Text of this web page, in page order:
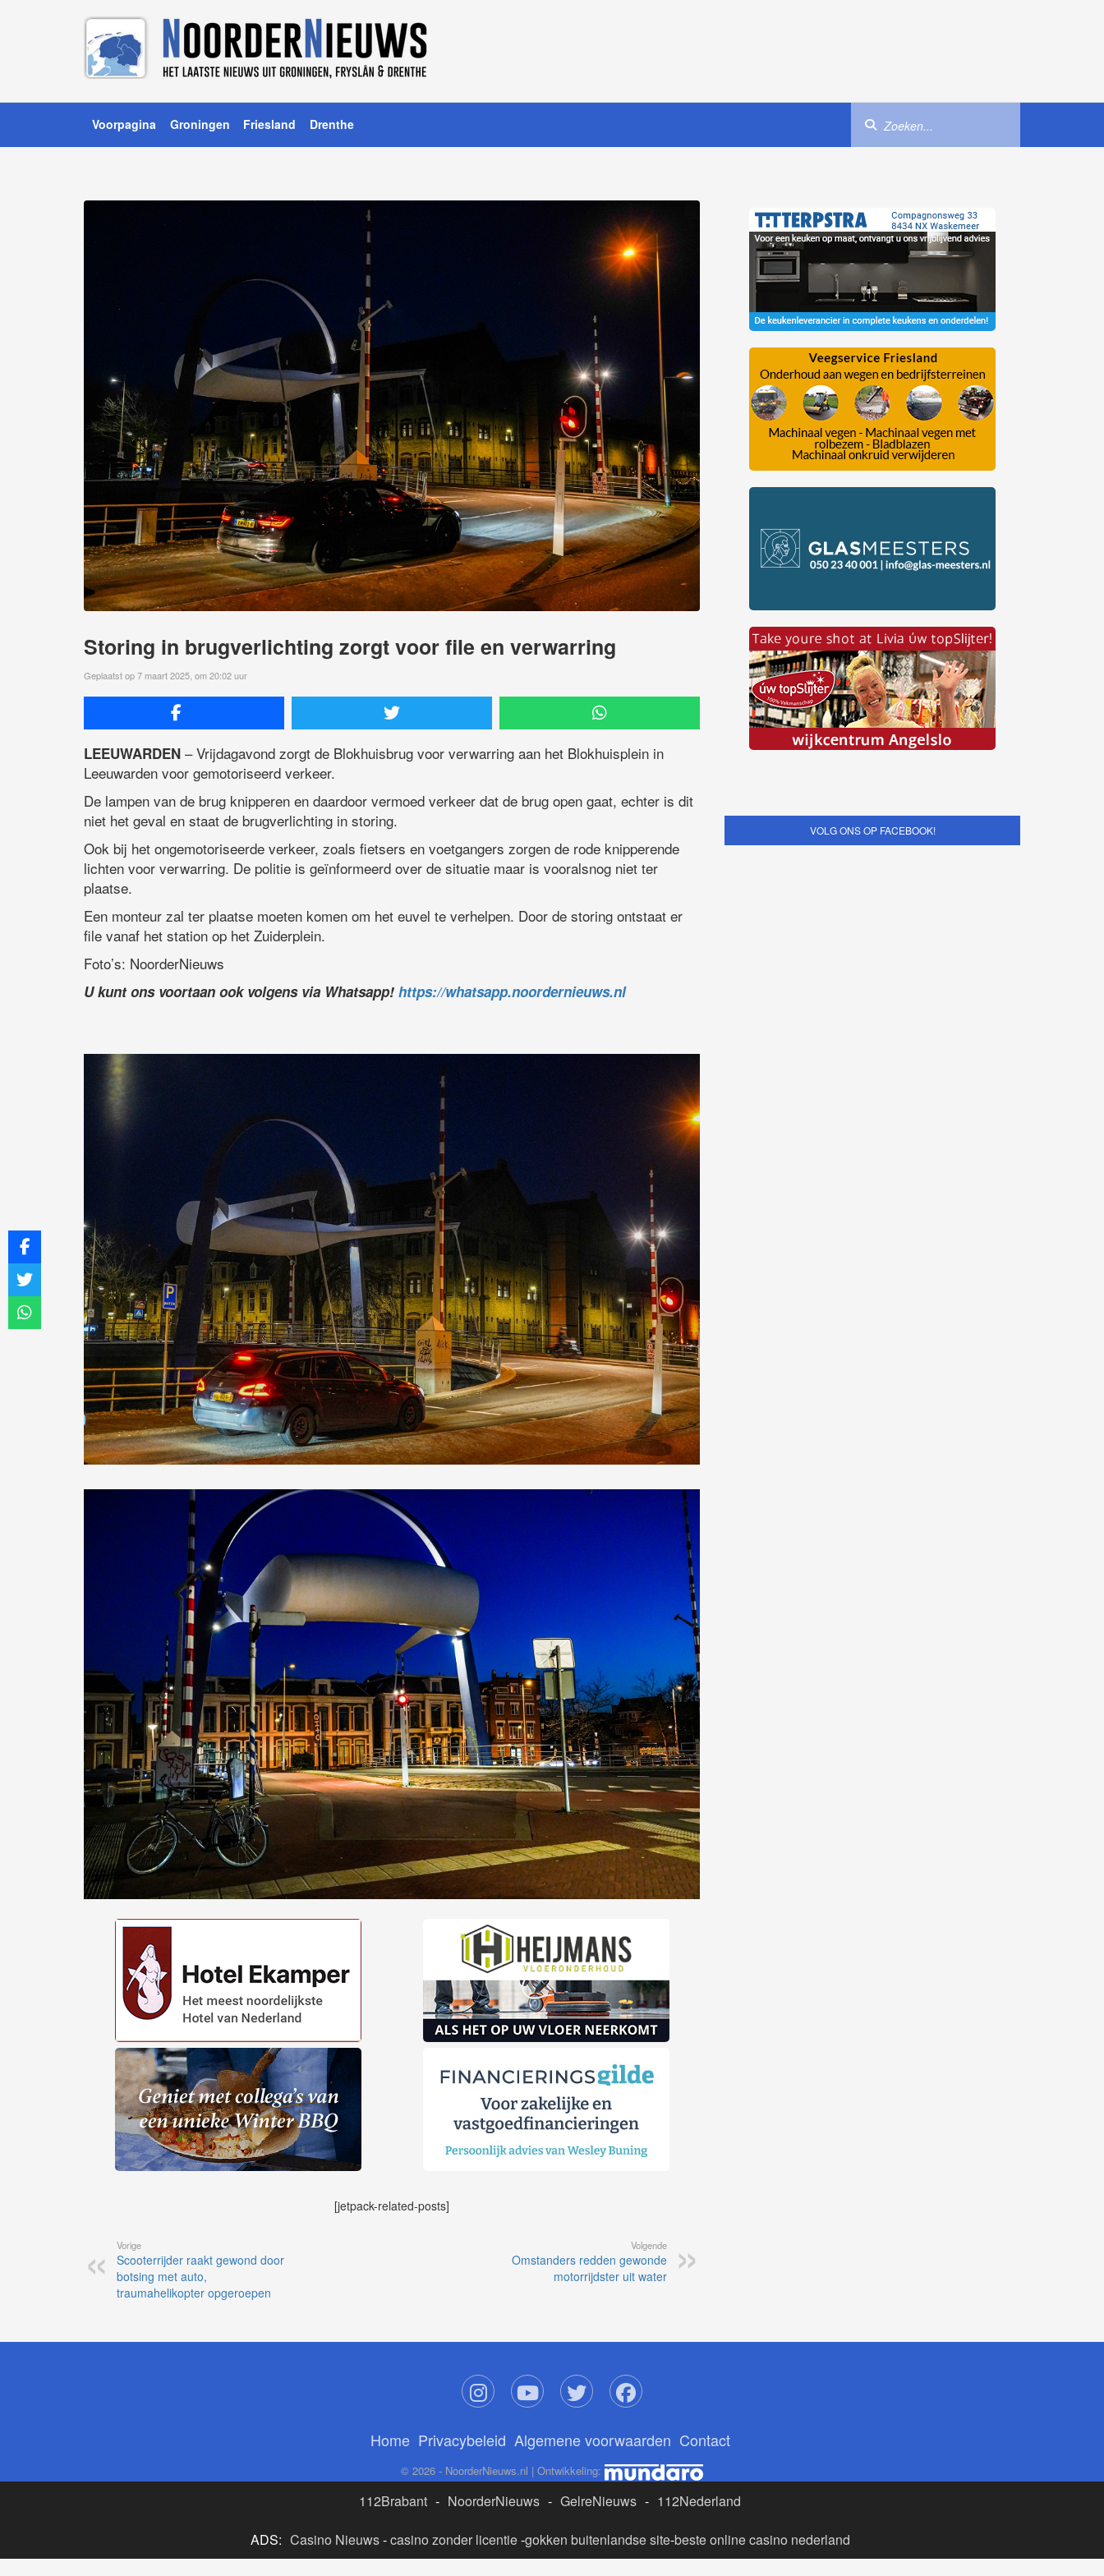
Voorpagina Groningen Friesland Drenthe
Storing in brugverlichting zorgt voor file en verwarring
Geplaatst op 7 maart 2025, om 20:02 uur
LEEUWARDEN – Vrijdagavond zorgt de Blokhuisbrug voor verwarring aan het Blokhuisplein in
Leeuwarden voor gemotoriseerd verkeer.
De lampen van de brug knipperen en daardoor vermoed verkeer dat de brug open gaat, echter is dit
niet het geval en staat de brugverlichting in storing.
Ook bij het ongemotoriseerde verkeer, zoals fietsers en voetgangers zorgen de rode knipperende
lichten voor verwarring. De politie is geïnformeerd over de situatie maar is vooralsnog niet ter
plaatse.
Een monteur zal ter plaatse moeten komen om het euvel te verhelpen. Door de storing ontstaat er
file vanaf het station op het Zuiderplein.
Foto’s: NoorderNieuws
U kunt ons voortaan ook volgens via Whatsapp! https://whatsapp.noordernieuws.nl
[jetpack-related-posts]
Vorige
Scooterrijder raakt gewond door
botsing met auto,
traumahelikopter opgeroepen
Volgende
Omstanders redden gewonde
motorrijdster uit water
VOLG ONS OP FACEBOOK!
Home Privacybeleid Algemene voorwaarden Contact
© 2026 - NoorderNieuws.nl | Ontwikkeling:
112Brabant - NoorderNieuws - GelreNieuws - 112Nederland
ADS: Casino Nieuws-casino zonder licentie-gokken buitenlandse site-beste online casino nederland